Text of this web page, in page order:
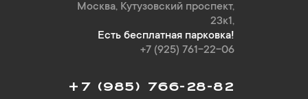
Москва, Кутузовский проспект,
23к1,
Есть бесплатная парковка!
+7 (925) 761-22-06
+7 (985) 766-28-82